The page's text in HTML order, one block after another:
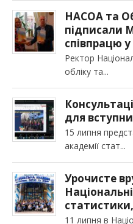
НАСОА та
підписали
співпрацю у
Ректор
обліку та
для
15 липня
академії стат
Урочисте
11 липня в